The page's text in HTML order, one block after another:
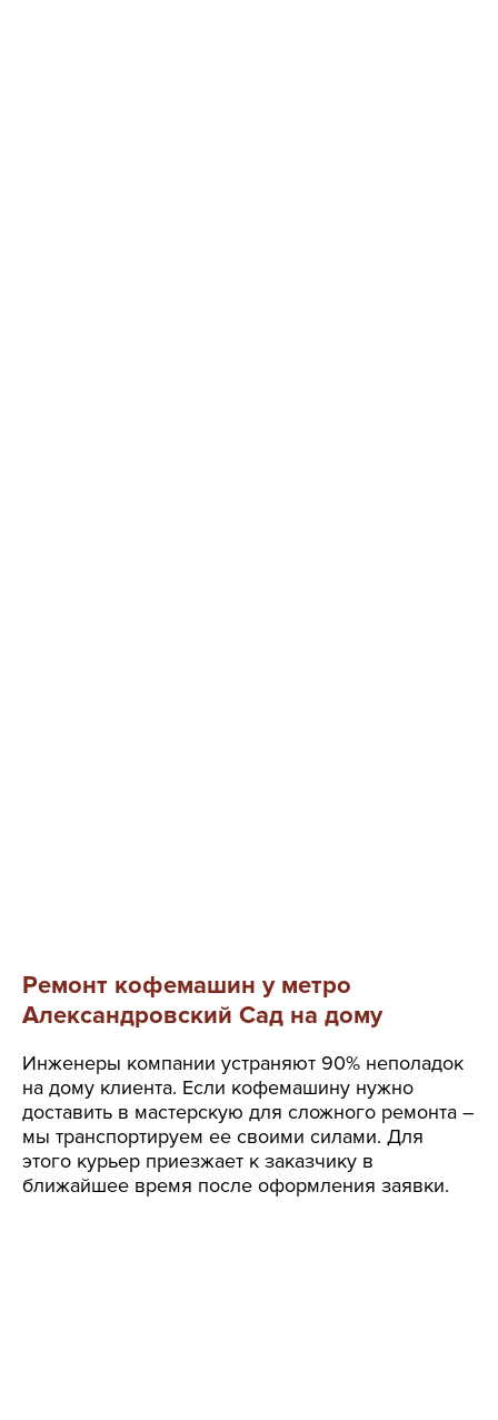
Ремонт кофемашин у метро
Александровский Сад на дому
Инженеры компании устраняют 90% неполадок
на дому клиента. Если кофемашину нужно
доставить в мастерскую для сложного ремонта –
мы транспортируем ее своими силами. Для
этого курьер приезжает к заказчику в
ближайшее время после оформления заявки.